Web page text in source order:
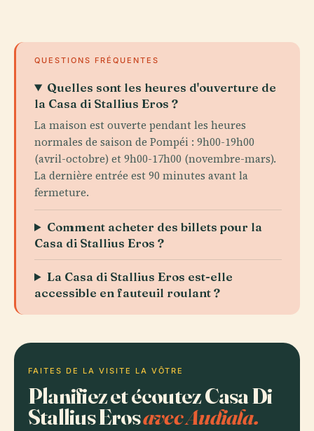
QUESTIONS FRÉQUENTES
Quelles sont les heures d'ouverture de
la Casa di Stallius Eros ?
La maison est ouverte pendant les heures
normales de saison de Pompéi : 9h00-19h00
(avril-octobre) et 9h00-17h00 (novembre-mars).
La dernière entrée est 90 minutes avant la
fermeture.
Comment acheter des billets pour la
Casa di Stallius Eros ?
La Casa di Stallius Eros est-elle
accessible en fauteuil roulant ?
FAITES DE LA VISITE LA VÔTRE
Planifiez et écoutez Casa Di
Stallius Erosavec Audiala.